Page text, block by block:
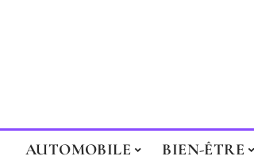
AUTOMOBILE BIEN-ÊTRE